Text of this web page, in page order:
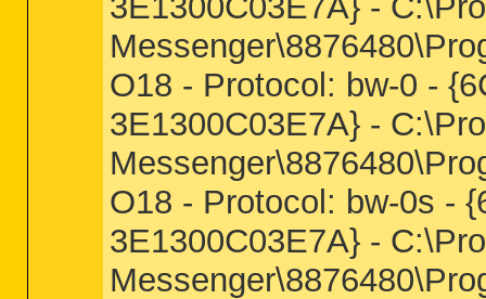
O18 - Protocol: bw-0 -
3E1300C03E7A} -
O18 - Protocol: bw-0s -
3E1300C03E7A} -